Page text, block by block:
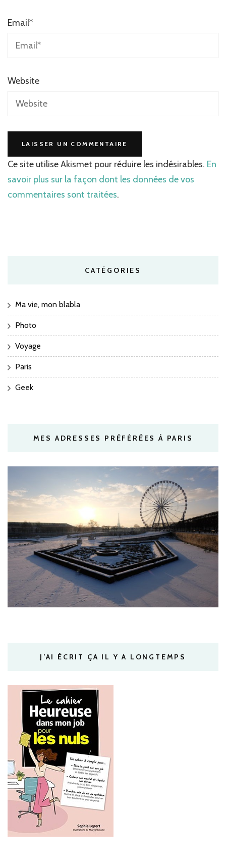
Email*
Website
Ce site utilise Akismet pour réduire les indésirables. En
savoir plus sur la façon dont les données de vos
commentaires sont traitées.
CATÉGORIES
Ma vie, mon blabla
Photo
Voyage
Paris
Geek
MES ADRESSES PRÉFÉRÉES À PARIS
J’AI ÉCRIT ÇA IL Y A LONGTEMPS